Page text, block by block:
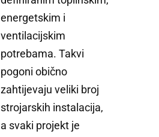
energetskim i
ventilacijskim
potrebama. Takvi
pogoni obično
zahtijevaju veliki broj
strojarskih instalacija,
a svaki projekt je